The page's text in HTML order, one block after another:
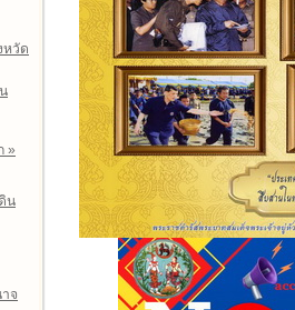
หวัด
»
น
จ